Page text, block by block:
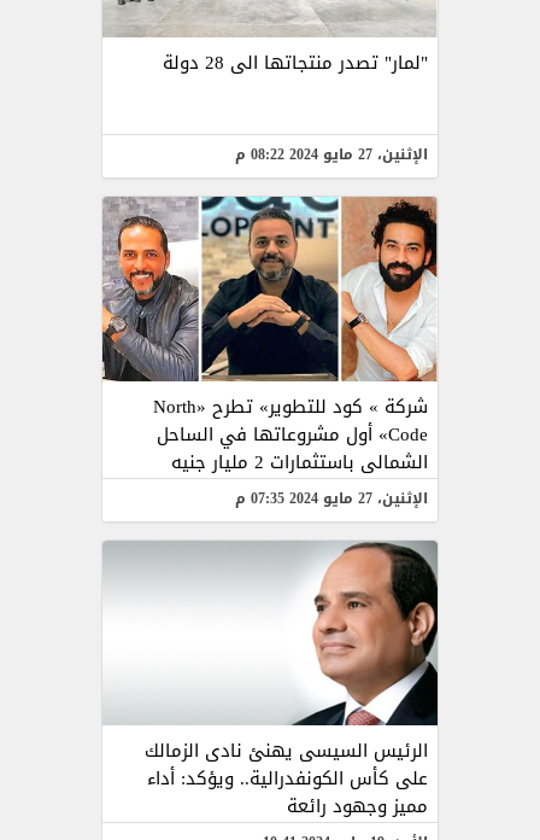
"لمار" تصدر منتجاتها الى 28 دولة
الإثنين، 27 مايو 2024 08:22 م
شركة » كود للتطوير» تطرح «North
Code» أول مشروعاتها في الساحل
الشمالى باستثمارات 2 مليار جنيه
الإثنين، 27 مايو 2024 07:35 م
الرئيس السيسى يهنئ نادى الزمالك
على كأس الكونفدرالية.. ويؤكد: أداء
مميز وجهود رائعة